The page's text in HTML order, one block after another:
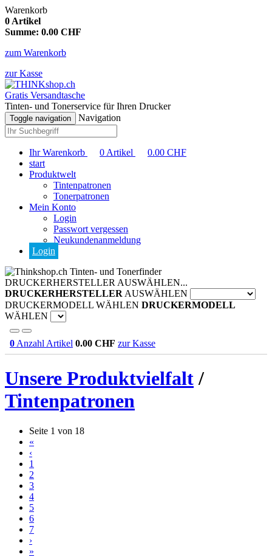
Warenkorb
0 Artikel
Summe: 0.00 CHF
zum Warenkorb
zur Kasse
Gratis Versandtasche
Tinten- und Tonerservice für Ihren Drucker
Toggle navigation Navigation
Ihr Warenkorb 0 Artikel 0.00 CHF
start
Produktwelt
Tintenpatronen
Tonerpatronen
Mein Konto
Login
Passwort vergessen
Neukundenanmeldung
Login
Tinten- und Tonerfinder
DRUCKERHERSTELLER AUSWÄHLEN...
DRUCKERHERSTELLER AUSWÄHLEN
DRUCKERMODELL WÄHLEN DRUCKERMODELL
WÄHLEN
0 Anzahl Artikel 0.00 CHF zur Kasse
Unsere Produktvielfalt/
Tintenpatronen
Seite 1 von 18
«
‹
1
2
3
4
5
6
7
›
»